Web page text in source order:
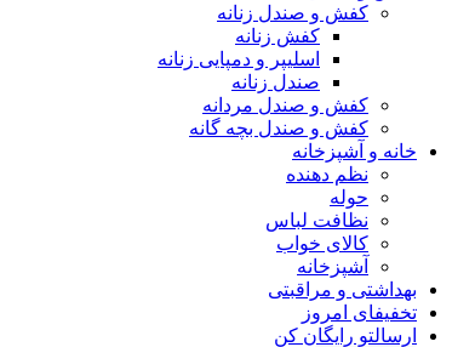
کفش و صندل زنانه
کفش زنانه
اسلیپر و دمپایی زنانه
صندل زنانه
کفش و صندل مردانه
کفش و صندل بچه گانه
خانه و آشپزخانه
نظم دهنده
حوله
نظافت لباس
کالای خواب
آشپزخانه
بهداشتی و مراقبتی
تخفیفای امروز
ارسالتو رایگان کن